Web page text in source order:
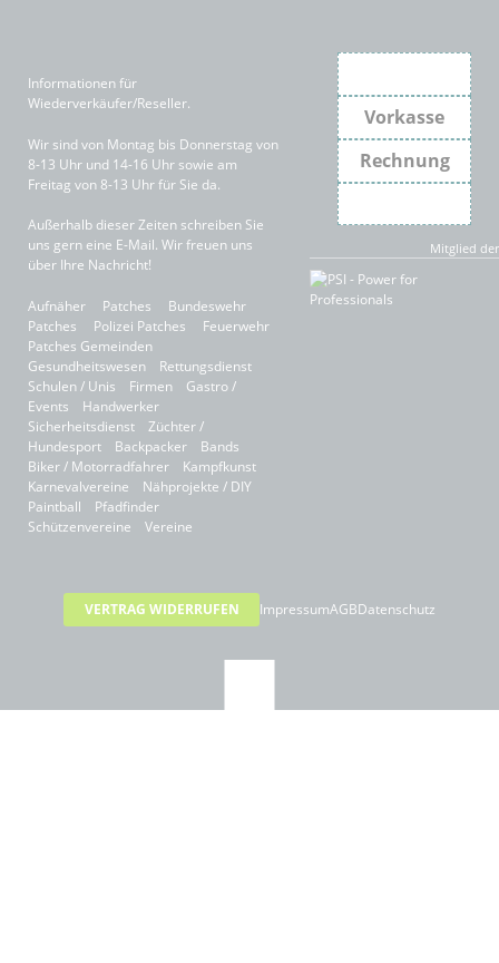
Informationen für
Wiederverkäufer/Reseller.
Wir sind von Montag bis Donnerstag von
8-13 Uhr und 14-16 Uhr sowie am
Freitag von 8-13 Uhr für Sie da.
Außerhalb dieser Zeiten schreiben Sie
uns gern eine E-Mail. Wir freuen uns
über Ihre Nachricht!
Aufnäher Patches
Bundeswehr
Patches
Polizei Patches
Feuerwehr
Patches Gemeinden
Gesundheitswesen
Rettungsdienst
Schulen / Unis
Firmen
Gastro /
Events
Handwerker
Sicherheitsdienst
Züchter /
Hundesport
Backpacker
Bands
Biker / Motorradfahrer
Kampfkunst
Karnevalvereine
Nähprojekte / DIY
Paintball
Pfadfinder
Schützenvereine
Vereine
Vorkasse
Rechnung
Mitglied der
VERTRAG WIDERRUFEN ImpressumAGBDatenschutz